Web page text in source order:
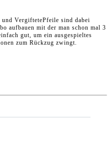
VergiftetePfeile sind dabei
aufbauen mit der man schon mal 3
gut, um ein ausgespieltes
zum Rückzug zwingt.